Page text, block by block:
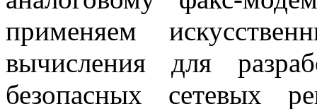
применяем
вычисления для
безопасных сетевых